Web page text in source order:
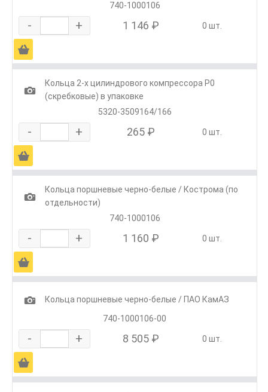
740-1000106
- + 1 146 ₽ 0 шт.
Ä
1
Кольца 2-х цилиндрового компрессора Р0
(скребковые) в упаковке
5320-3509164/166
- + 265 ₽ 0 шт.
Ä
1
Кольца поршневые черно-белые / Кострома (по
отдельности)
740-1000106
- + 1 160 ₽ 0 шт.
Ä
1
Кольца поршневые черно-белые / ПАО КамАЗ
740-1000106-00
- + 8 505 ₽ 0 шт.
Ä